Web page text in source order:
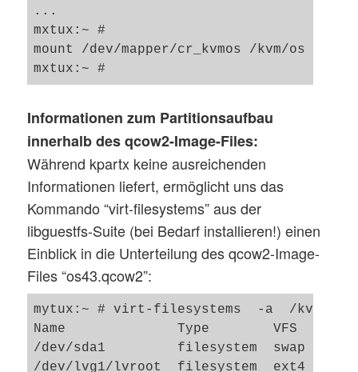
...
mxtux:~ #
mount /dev/
Informationen zum Partitionsaufbau
innerhalb des qcow2-Image-Files:
Während kpartx keine ausreichenden
Informationen liefert, ermöglicht uns das
Kommando “virt-filesystems” aus der
libguestfs-Suite (bei Bedarf installieren!) einen
Einblick in die Unterteilung des qcow2-Image-
Files “os43.qcow2”:
mytux:~ # virt-filesystems  -a  /kvm/
Name              Type        VFS
/dev/sda1         filesystem  swap  -